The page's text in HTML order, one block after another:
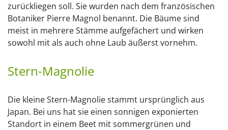
zurückliegen soll. Sie wurden nach dem französischen
Botaniker Pierre Magnol benannt. Die Bäume sind
meist in mehrere Stämme aufgefächert und wirken
sowohl mit als auch ohne Laub äußerst vornehm.
Stern-Magnolie
Die kleine Stern-Magnolie stammt ursprünglich aus
Japan. Bei uns hat sie einen sonnigen exponierten
Standort in einem Beet mit sommergrünen und